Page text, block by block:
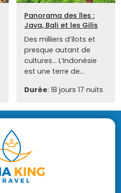
Panorama des îles :
Java, Bali et les Gilis
Des milliers d’îlots et
presque autant de
cultures… L’Indonésie
est une terre de...
Durée: 18 jours 17 nuits